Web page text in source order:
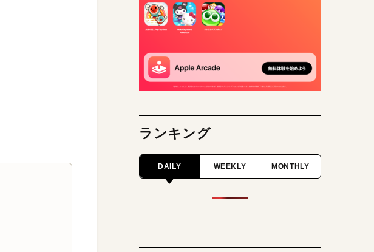
ランキング
DAILY WEEKLY MONTHLY